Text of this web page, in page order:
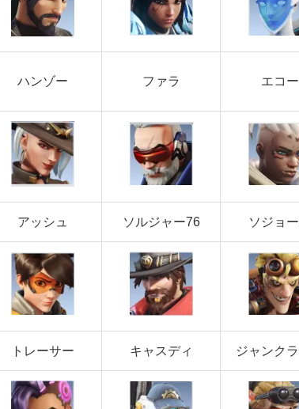
ハンゾー ファラ エコー
アッシュ ソルジャー76 ソジョ
トレーサー キャスディ ジャンク